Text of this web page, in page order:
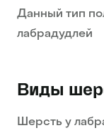
Данный тип
лабрадудлей
Виды
Шерсть у